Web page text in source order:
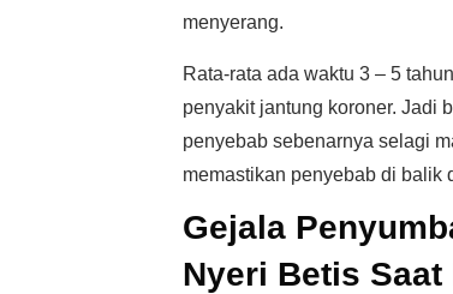
menyerang.
Rata-rata ada waktu 3 – 5
penyakit jantung koroner. Jadi
penyebab sebenarnya selagi
memastikan penyebab di balik
Gejala
Nyeri Betis Saat